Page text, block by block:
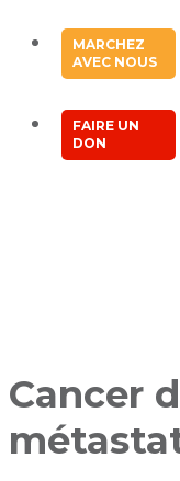
MARCHEZ
AVEC NOUS
FAIRE UN
DON
Cancer